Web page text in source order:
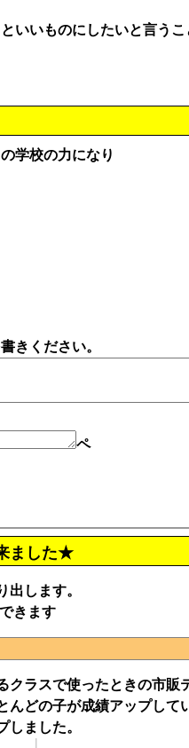
いいものにしたいと言う
学校の力になり
きください。
ペ